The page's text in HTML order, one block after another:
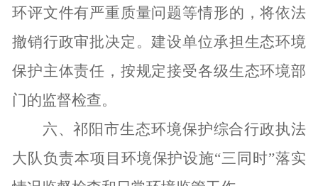
环评文件有严重质量问题等情形的，将依法
撤销行政审批决定。建设单位承担生态环境
保护主体责任，按规定接受各级生态环境部
门的监督检查。
六、祁阳市生态环境保护综合行政执法
大队负责本项目环境保护设施“三同时”落实